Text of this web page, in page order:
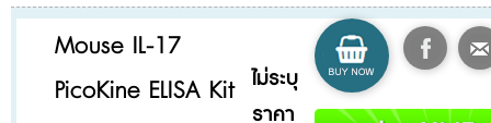
Mouse IL-17
PicoKine ELISA Kit
ไม่ระบุ
ราคา